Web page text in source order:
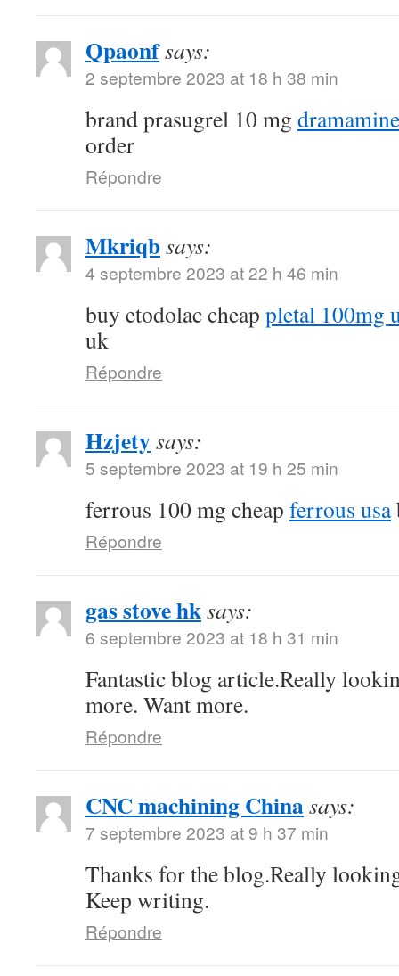
Qpaonfsays:
2 septembre 2023 at 18 h 38 min
brand prasugrel 10 mg
order
Répondre
Mkriqbsays:
4 septembre 2023 at 22 h 46 min
buy etodolac cheap pletal 100mg
uk
Répondre
Hzjetysays:
5 septembre 2023 at 19 h 25 min
ferrous 100 mg cheap ferrous usa
Répondre
gas stove hksays:
6 septembre 2023 at 18 h 31 min
Fantastic blog article.Really
more. Want more.
Répondre
CNC machining Chinasays:
7 septembre 2023 at 9 h 37 min
Thanks for the blog.Really
Keep writing.
Répondre